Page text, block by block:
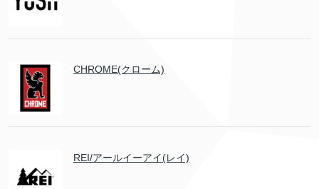
CHROME(クローム)
REI/アールイーアイ(レイ)